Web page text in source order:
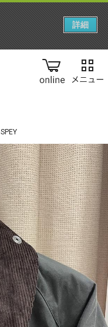
online
SPEY
詳細